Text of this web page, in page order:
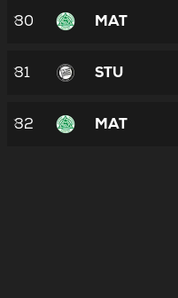
30 MAT
31 STU
32 MAT